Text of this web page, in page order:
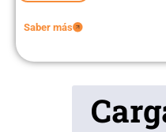
Saber más